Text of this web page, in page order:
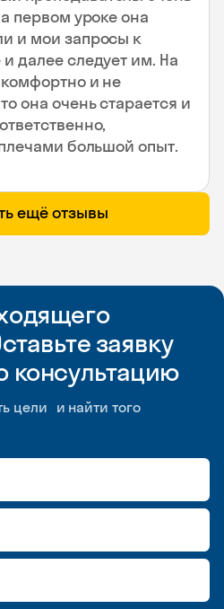
первом уроке она
и мои запросы к
далее следует им. На
и не
она очень старается и
большой опыт.
ещё отзывы
заявку
консультацию
цели и найти того